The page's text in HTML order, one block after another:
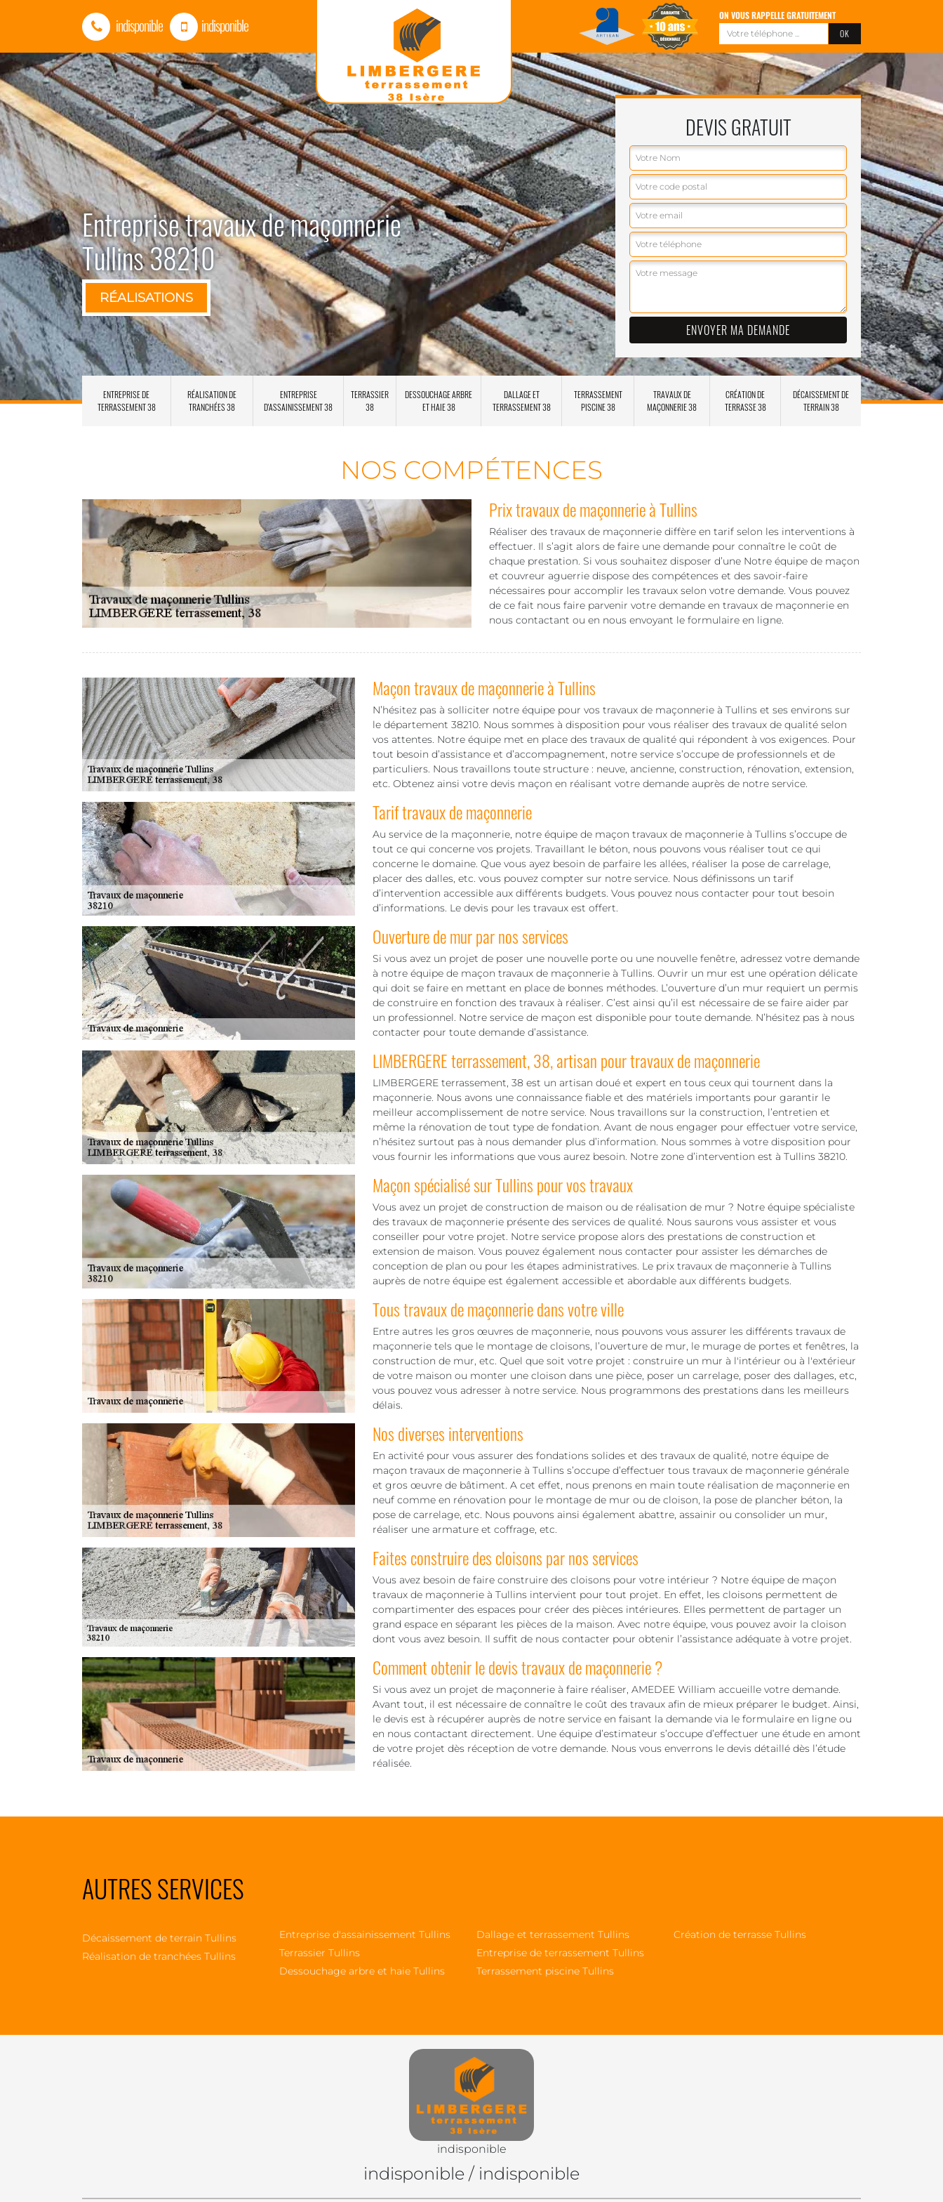
indisponible indisponible ON VOUS RAPPELLE GRATUITEMENT
Entreprise travaux de maçonnerie
Tullins 38210
RÉALISATIONS
DEVIS GRATUIT
ENTREPRISE DE
TERRASSEMENT 38
RÉALISATION DE
TRANCHÉES 38
ENTREPRISE
D'ASSAINISSEMENT 38
TERRASSIER
38
DESSOUCHAGE ARBRE
ET HAIE 38
DALLAGE ET
TERRASSEMENT 38
TERRASSEMENT
PISCINE 38
TRAVAUX DE
MAÇONNERIE 38
CRÉATION DE
TERRASSE 38
DÉCAISSEMENT DE
TERRAIN 38
NOS COMPÉTENCES
Prix travaux de maçonnerie à Tullins
Réaliser des travaux de maçonnerie diffère en tarif selon les interventions à
effectuer. Il s’agit alors de faire une demande pour connaître le coût de
chaque prestation. Si vous souhaitez disposer d’une Notre équipe de maçon
et couvreur aguerrie dispose des compétences et des savoir-faire
nécessaires pour accomplir les travaux selon votre demande. Vous pouvez
de ce fait nous faire parvenir votre demande en travaux de maçonnerie en
nous contactant ou en nous envoyant le formulaire en ligne.
Maçon travaux de maçonnerie à Tullins
N’hésitez pas à solliciter notre équipe pour vos travaux de maçonnerie à Tullins et ses environs sur
le département 38210. Nous sommes à disposition pour vous réaliser des travaux de qualité selon
vos attentes. Notre équipe met en place des travaux de qualité qui répondent à vos exigences. Pour
tout besoin d’assistance et d’accompagnement, notre service s’occupe de professionnels et de
particuliers. Nous travaillons toute structure : neuve, ancienne, construction, rénovation, extension,
etc. Obtenez ainsi votre devis maçon en réalisant votre demande auprès de notre service.
Tarif travaux de maçonnerie
Au service de la maçonnerie, notre équipe de maçon travaux de maçonnerie à Tullins s’occupe de
tout ce qui concerne vos projets. Travaillant le béton, nous pouvons vous réaliser tout ce qui
concerne le domaine. Que vous ayez besoin de parfaire les allées, réaliser la pose de carrelage,
placer des dalles, etc. vous pouvez compter sur notre service. Nous définissons un tarif
d’intervention accessible aux différents budgets. Vous pouvez nous contacter pour tout besoin
d’informations. Le devis pour les travaux est offert.
Ouverture de mur par nos services
Si vous avez un projet de poser une nouvelle porte ou une nouvelle fenêtre, adressez votre demande
à notre équipe de maçon travaux de maçonnerie à Tullins. Ouvrir un mur est une opération délicate
qui doit se faire en mettant en place de bonnes méthodes. L’ouverture d’un mur requiert un permis
de construire en fonction des travaux à réaliser. C’est ainsi qu’il est nécessaire de se faire aider par
un professionnel. Notre service de maçon est disponible pour toute demande. N’hésitez pas à nous
contacter pour toute demande d’assistance.
LIMBERGERE terrassement, 38, artisan pour travaux de maçonnerie
LIMBERGERE terrassement, 38 est un artisan doué et expert en tous ceux qui tournent dans la
maçonnerie. Nous avons une connaissance fiable et des matériels importants pour garantir le
meilleur accomplissement de notre service. Nous travaillons sur la construction, l’entretien et
même la rénovation de tout type de fondation. Avant de nous engager pour effectuer votre service,
n’hésitez surtout pas à nous demander plus d’information. Nous sommes à votre disposition pour
vous fournir les informations que vous aurez besoin. Notre zone d’intervention est à Tullins 38210.
Maçon spécialisé sur Tullins pour vos travaux
Vous avez un projet de construction de maison ou de réalisation de mur ? Notre équipe spécialiste
des travaux de maçonnerie présente des services de qualité. Nous saurons vous assister et vous
conseiller pour votre projet. Notre service propose alors des prestations de construction et
extension de maison. Vous pouvez également nous contacter pour assister les démarches de
conception de plan ou pour les étapes administratives. Le prix travaux de maçonnerie à Tullins
auprès de notre équipe est également accessible et abordable aux différents budgets.
Tous travaux de maçonnerie dans votre ville
Entre autres les gros œuvres de maçonnerie, nous pouvons vous assurer les différents travaux de
maçonnerie tels que le montage de cloisons, l’ouverture de mur, le murage de portes et fenêtres, la
construction de mur, etc. Quel que soit votre projet : construire un mur à l'intérieur ou à l'extérieur
de votre maison ou monter une cloison dans une pièce, poser un carrelage, poser des dallages, etc,
vous pouvez vous adresser à notre service. Nous programmons des prestations dans les meilleurs
délais.
Nos diverses interventions
En activité pour vous assurer des fondations solides et des travaux de qualité, notre équipe de
maçon travaux de maçonnerie à Tullins s’occupe d’effectuer tous travaux de maçonnerie générale
et gros œuvre de bâtiment. A cet effet, nous prenons en main toute réalisation de maçonnerie en
neuf comme en rénovation pour le montage de mur ou de cloison, la pose de plancher béton, la
pose de carrelage, etc. Nous pouvons ainsi également abattre, assainir ou consolider un mur,
réaliser une armature et coffrage, etc.
Faites construire des cloisons par nos services
Vous avez besoin de faire construire des cloisons pour votre intérieur ? Notre équipe de maçon
travaux de maçonnerie à Tullins intervient pour tout projet. En effet, les cloisons permettent de
compartimenter des espaces pour créer des pièces intérieures. Elles permettent de partager un
grand espace en séparant les pièces de la maison. Avec notre équipe, vous pouvez avoir la cloison
dont vous avez besoin. Il suffit de nous contacter pour obtenir l’assistance adéquate à votre projet.
Comment obtenir le devis travaux de maçonnerie ?
Si vous avez un projet de maçonnerie à faire réaliser, AMEDEE William accueille votre demande.
Avant tout, il est nécessaire de connaître le coût des travaux afin de mieux préparer le budget. Ainsi,
le devis est à récupérer auprès de notre service en faisant la demande via le formulaire en ligne ou
en nous contactant directement. Une équipe d’estimateur s’occupe d’effectuer une étude en amont
de votre projet dès réception de votre demande. Nous vous enverrons le devis détaillé dès l’étude
réalisée.
AUTRES SERVICES
Décaissement de terrain Tullins
Réalisation de tranchées Tullins
Entreprise d'assainissement Tullins
Terrassier Tullins
Dessouchage arbre et haie Tullins
Dallage et terrassement Tullins
Entreprise de terrassement Tullins
Terrassement piscine Tullins
Création de terrasse Tullins
indisponible
indisponible / indisponible